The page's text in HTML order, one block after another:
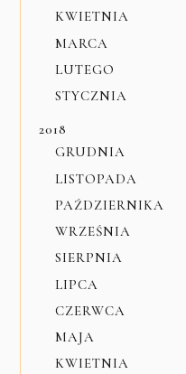
KWIETNIA
MARCA
LUTEGO
STYCZNIA
2018
GRUDNIA
LISTOPADA
PAŹDZIERNIKA
WRZEŚNIA
SIERPNIA
LIPCA
CZERWCA
MAJA
KWIETNIA